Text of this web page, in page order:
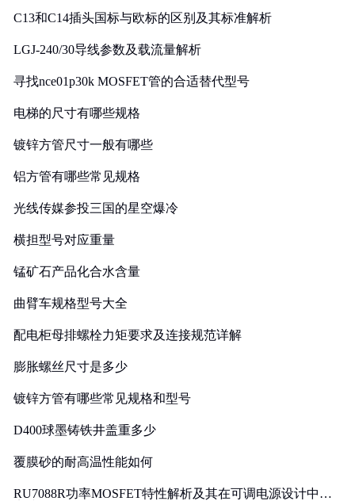
C13和C14插头国标与欧标的区别及其标准解析
LGJ-240/30导线参数及载流量解析
寻找nce01p30k MOSFET管的合适替代型号
电梯的尺寸有哪些规格
镀锌方管尺寸一般有哪些
铝方管有哪些常见规格
光线传媒参投三国的星空爆冷
横担型号对应重量
锰矿石产品化合水含量
曲臂车规格型号大全
配电柜母排螺栓力矩要求及连接规范详解
膨胀螺丝尺寸是多少
镀锌方管有哪些常见规格和型号
D400球墨铸铁井盖重多少
覆膜砂的耐高温性能如何
RU7088R功率MOSFET特性解析及其在可调电源设计中的